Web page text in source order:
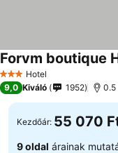
3 Kategória
Hotel
Forvm boutique
9,0 Kiváló 1952 0.5
Kezdőár: 55 070
9 oldal árainak